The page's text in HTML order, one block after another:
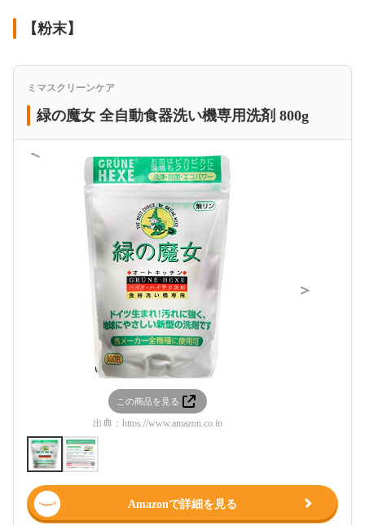
【粉末】
ミマスクリーンケア
緑の魔女 全自動食器洗い機専用洗剤 800g
＜
この商品を見る
出典： https://www.amazon.co.jp
＞
Amazonで詳細を見る